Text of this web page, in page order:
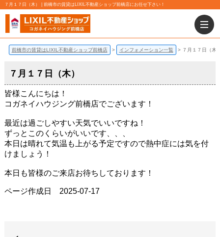
７月１７日（木） | 前橋市の賃貸はLIXIL不動産ショップ前橋店にお任せ下さい！
前橋市の賃貸はLIXIL不動産ショップ前橋店 インフォメーション一覧 ７月１７日（木
７月１７日（木）
皆様こんにちは！
コガネイハウジング前橋店でございます！
最近は過ごしやすい天気でいいですね！
ずっとこのくらいがいいです、、、
本日は晴れて気温も上がる予定ですので熱中症には気を付
けましょう！
本日も皆様のご来店お待ちしております！
ページ作成日 2025-07-17